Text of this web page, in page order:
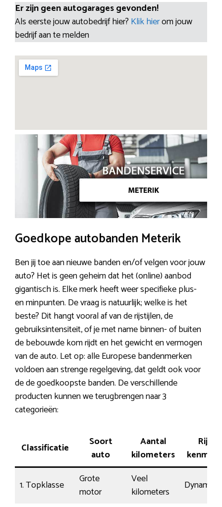
Er zijn geen autogarages gevonden!
Als eerste jouw autobedrijf hier? Klik hierom jouw
bedrijf aan te melden
Goedkope autobanden Meterik
Ben jij toe aan nieuwe banden en/of velgen voor jouw
auto? Het is geen geheim dat het (online) aanbod
gigantisch is. Elke merk heeft weer specifieke plus-
en minpunten. De vraag is natuurlijk; welke is het
beste? Dit hangt vooral af van de rijstijlen, de
gebruiksintensiteit, of je met name binnen- of buiten
de bebouwde kom rijdt en het gewicht en vermogen
van de auto. Let op: alle Europese bandenmerken
voldoen aan strenge regelgeving, dat geldt ook voor
de de goedkoopste banden. De verschillende
producten kunnen we terugbrengen naar 3
categorieën:
Classificatie
Soort
auto
Aantal
kilometers
Rij-
kenmerk
1. Topklasse
Grote
motor
Veel
kilometers